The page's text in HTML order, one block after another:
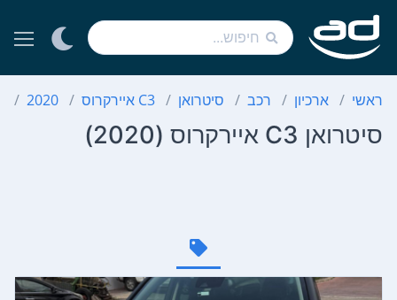
ראשי ארכיון רכב סיטרואן C3 איירקרוס 2020
סיטרואן C3 איירקרוס (2020)